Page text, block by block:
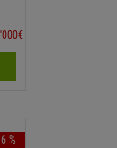
%